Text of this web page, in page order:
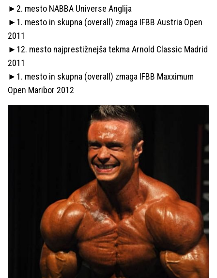
►2. mesto NABBA Universe Anglija
►1. mesto in skupna (overall) zmaga IFBB Austria Open
2011
►12. mesto najprestižnejša tekma Arnold Classic Madrid
2011
►1. mesto in skupna (overall) zmaga IFBB Maxximum
Open Maribor 2012